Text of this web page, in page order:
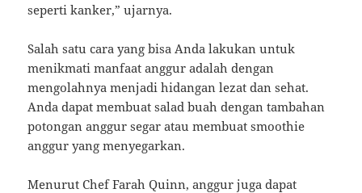
seperti kanker,” ujarnya.
Salah satu cara yang bisa Anda lakukan untuk
menikmati manfaat anggur adalah dengan
mengolahnya menjadi hidangan lezat dan sehat.
Anda dapat membuat salad buah dengan tambahan
potongan anggur segar atau membuat smoothie
anggur yang menyegarkan.
Menurut Chef Farah Quinn, anggur juga dapat